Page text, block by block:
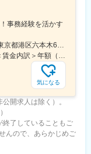
事務経験を活かす
気になる
開求人は除く）。
終了していることもご
んので、あらかじめご